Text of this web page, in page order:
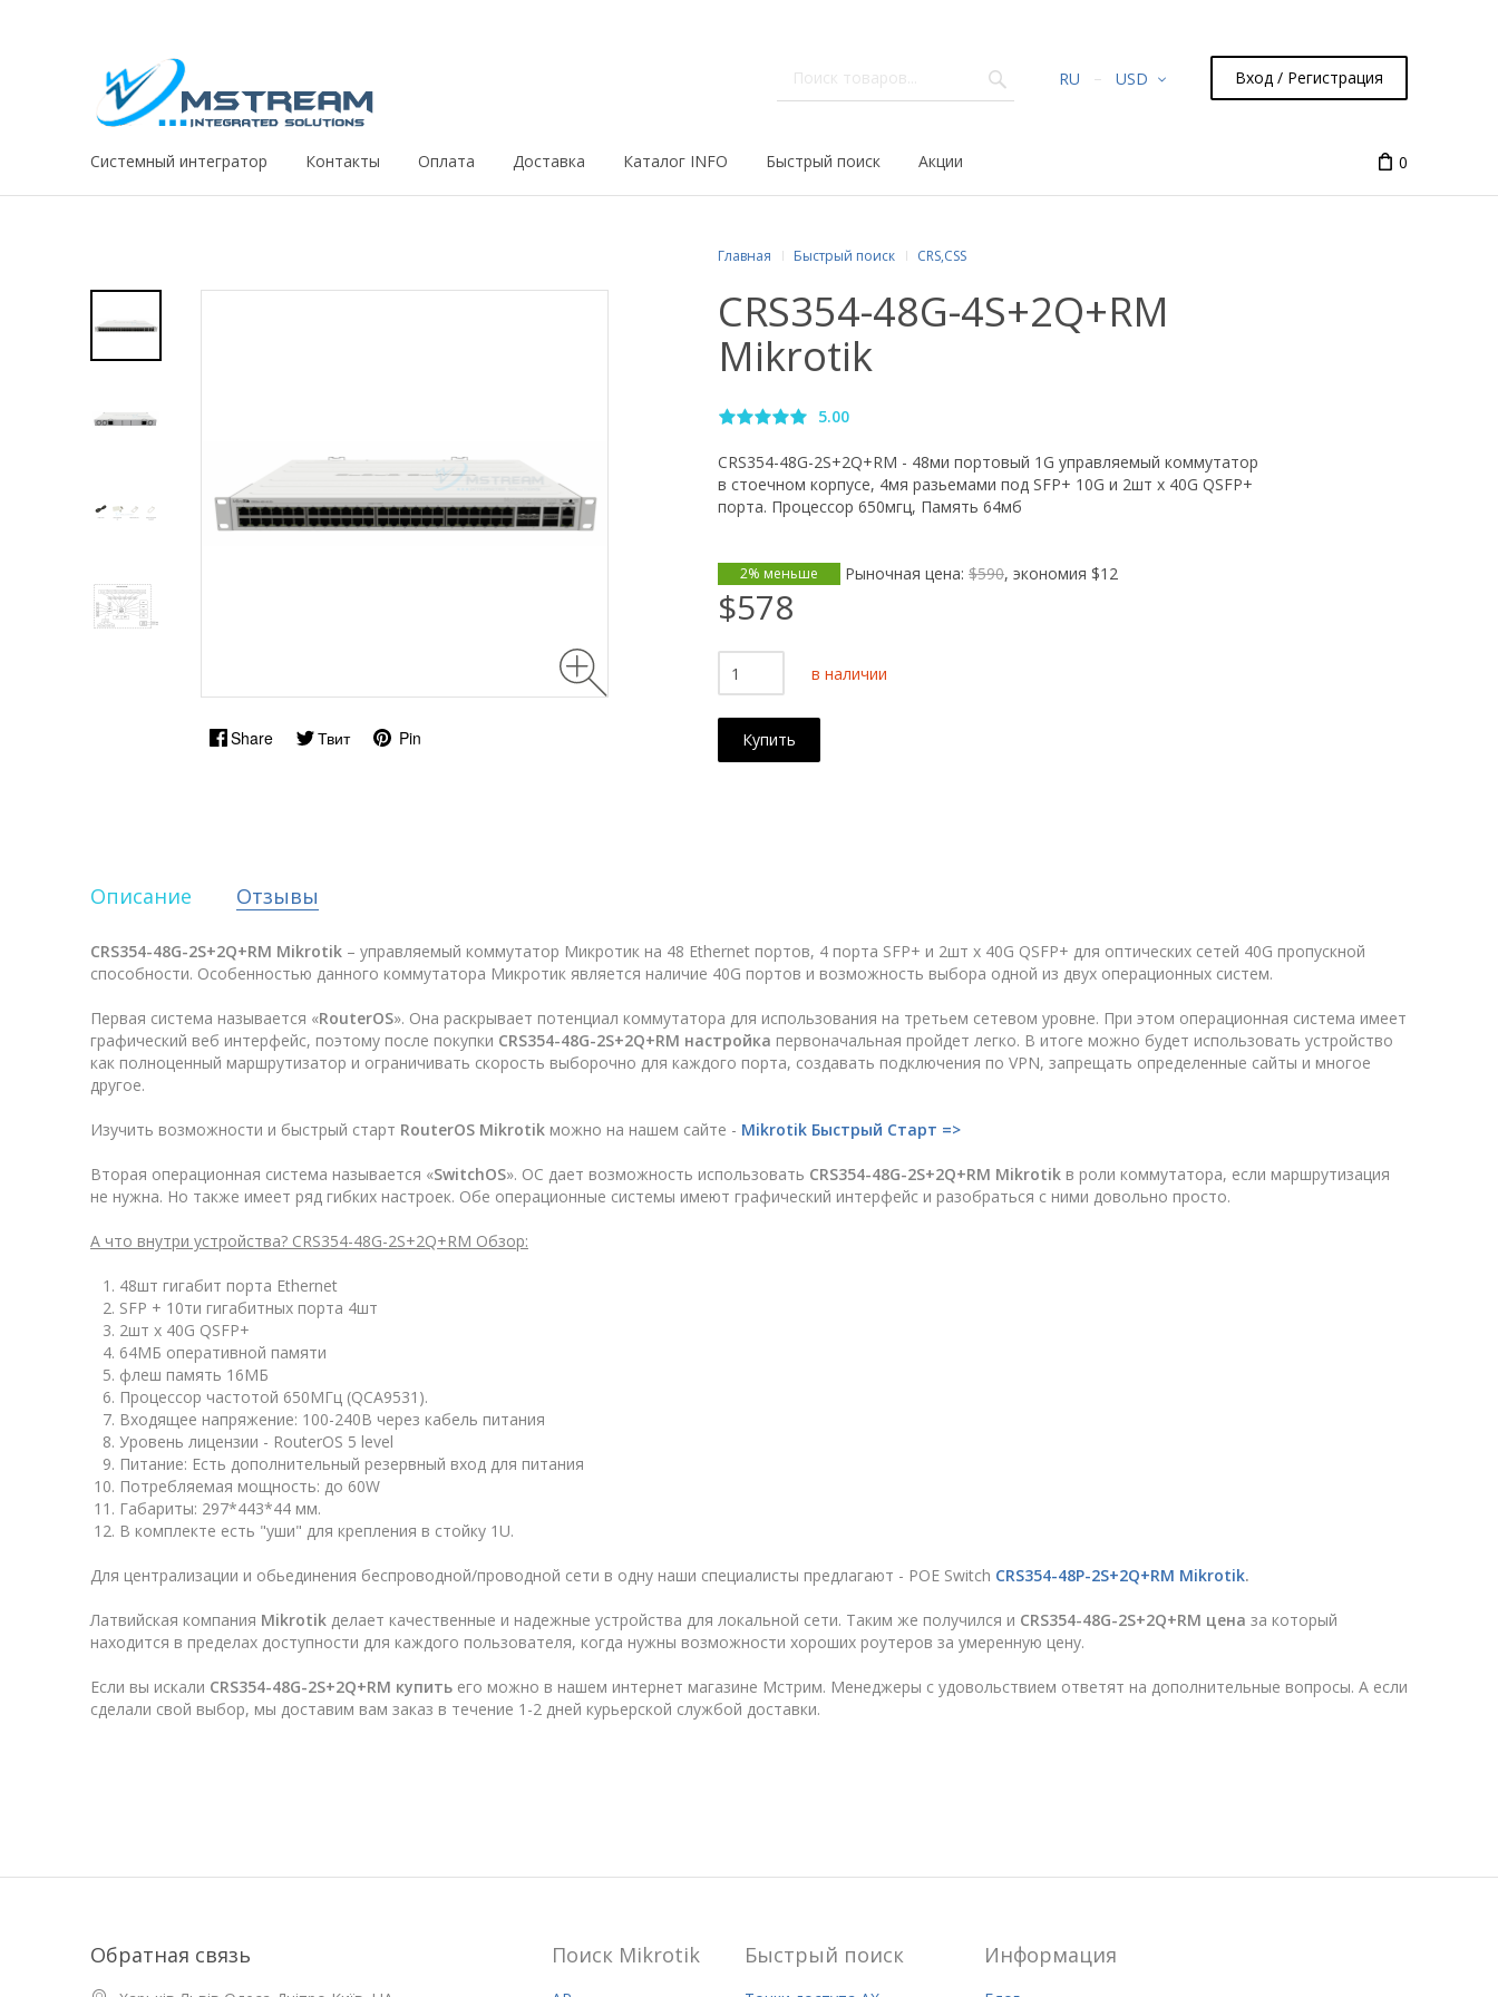
RU USD Вход / Регистрация
Системный интегратор Контакты Оплата Доставка Каталог INFO Быстрый поиск Акции 0
Share Твит Pin
Главная Быстрый поиск CRS,CSS
CRS354-48G-4S+2Q+RM
Mikrotik
5.00
CRS354-48G-2S+2Q+RM - 48ми портовый 1G управляемый коммутатор
в стоечном корпусе, 4мя разьемами под SFP+ 10G и 2шт x 40G QSFP+
порта. Процессор 650мгц, Память 64мб
2% меньше Рыночная цена: $590, экономия $12
$578
в наличии
Купить
Описание Отзывы
CRS354-48G-2S+2Q+RM Mikrotik – управляемый коммутатор Микротик на 48 Ethernet портов, 4 порта SFP+ и 2шт x 40G QSFP+ для оптических сетей 40G пропускной
способности. Особенностью данного коммутатора Микротик является наличие 40G портов и возможность выбора одной из двух операционных систем.
Первая система называется «RouterOS». Она раскрывает потенциал коммутатора для использования на третьем сетевом уровне. При этом операционная система имеет
графический веб интерфейс, поэтому после покупки CRS354-48G-2S+2Q+RM настройка первоначальная пройдет легко. В итоге можно будет использовать устройство
как полноценный маршрутизатор и ограничивать скорость выборочно для каждого порта, создавать подключения по VPN, запрещать определенные сайты и многое
другое.
Изучить возможности и быстрый старт RouterOS Mikrotik можно на нашем сайте - Mikrotik Быстрый Старт =>
Вторая операционная система называется «SwitchOS». ОC дает возможность использовать CRS354-48G-2S+2Q+RM Mikrotik в роли коммутатора, если маршрутизация
не нужна. Но также имеет ряд гибких настроек. Обе операционные системы имеют графический интерфейс и разобраться с ними довольно просто.
А что внутри устройства? CRS354-48G-2S+2Q+RM Обзор:
48шт гигабит порта Ethernet
SFP + 10ти гигабитных порта 4шт
2шт x 40G QSFP+
64МБ оперативной памяти
флеш память 16МБ
Процессор частотой 650МГц (QCA9531).
Входящее напряжение: 100-240В через кабель питания
Уровень лицензии - RouterOS 5 level
Питание: Есть дополнительный резервный вход для питания
Потребляемая мощность: до 60W
Габариты: 297*443*44 мм.
В комплекте есть "уши" для крепления в стойку 1U.
Для централизации и обьединения беспроводной/проводной сети в одну наши специалисты предлагают - POE Switch CRS354-48P-2S+2Q+RM Mikrotik.
Латвийская компания Mikrotik делает качественные и надежные устройства для локальной сети. Таким же получился и CRS354-48G-2S+2Q+RM цена за который
находится в пределах доступности для каждого пользователя, когда нужны возможности хороших роутеров за умеренную цену.
Если вы искали CRS354-48G-2S+2Q+RM купить его можно в нашем интернет магазине Мстрим. Менеджеры с удовольствием ответят на дополнительные вопросы. А если
сделали свой выбор, мы доставим вам заказ в течение 1-2 дней курьерской службой доставки.
Обратная связь Поиск Mikrotik Быстрый поиск Информация